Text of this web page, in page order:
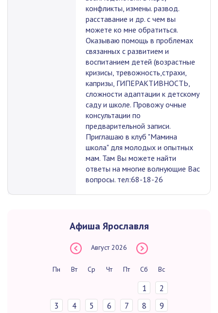
конфликты, измены. развод.
расставание и др. с чем вы
можете ко мне обратиться.
Оказываю помощь в проблемах
связанных с развитием и
воспитанием детей (возрастные
кризисы, тревожность,страхи,
капризы, ГИПЕРАКТИВНОСТЬ,
сложности адаптации к детскому
саду и школе. Провожу очные
консультации по
предварительной записи.
Приглашаю в клуб "Мамина
школа" для молодых и опытных
мам. Там Вы можете найти
ответы на многие волнующие Вас
вопросы. тел:68-18-26
Афиша Ярославля
Август 2026
Пн Вт Ср Чт Пт Сб Вс
1
2
3
4 5 6 7 8
9